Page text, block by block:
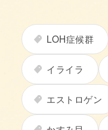
LOH症候群
イライラ
エストロゲン